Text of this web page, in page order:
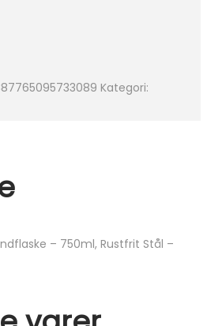
Kategori:
– 750ml, Rustfrit Stål –